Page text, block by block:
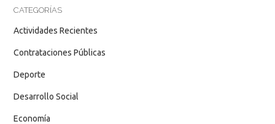
CATEGORÍAS
Actividades Recientes
Contrataciones Públicas
Deporte
Desarrollo Social
Economía